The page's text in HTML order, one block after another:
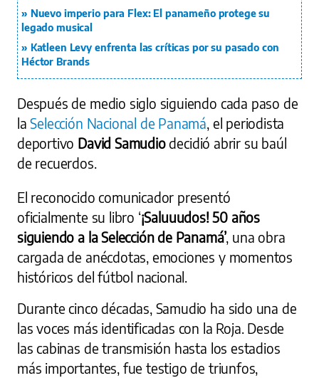
Nuevo imperio para Flex: El panameño protege su
legado musical
Katleen Levy enfrenta las críticas por su pasado con
Héctor Brands
Después de medio siglo siguiendo cada paso de
la Selección Nacional de Panamá , el periodista
deportivo David Samudio decidió abrir su baúl
de recuerdos.
El reconocido comunicador presentó
oficialmente su libro ‘¡Saluuudos! 50 años
siguiendo a la Selección de Panamá’, una obra
cargada de anécdotas, emociones y momentos
históricos del fútbol nacional.
Durante cinco décadas, Samudio ha sido una de
las voces más identificadas con la Roja. Desde
las cabinas de transmisión hasta los estadios
más importantes, fue testigo de triunfos,